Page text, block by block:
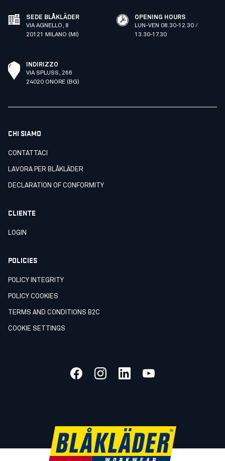
SEDE BLÅKLÄDER
VIA AGNELLO, 8
20121 MILANO (MI)
OPENING HOURS
LUN-VEN 08.30-12.30 /
13.30-17.30
INDIRIZZO
VIA SPLUSS, 266
24020 ONORE (BG)
CHI SIAMO
CONTATTACI
LAVORA PER BLÅKLÄDER
DECLARATION OF CONFORMITY
CLIENTE
LOGIN
POLICIES
POLICY INTEGRITY
POLICY COOKIES
TERMS AND CONDITIONS B2C
COOKIE SETTINGS